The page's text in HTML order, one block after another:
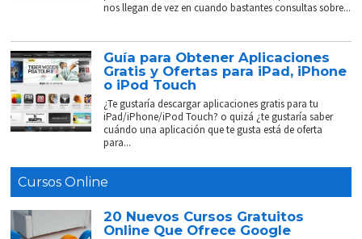
nos llegan de vez en cuando bastantes consultas sobre...
Guía para Obtener Aplicaciones
Gratis y Ofertas para iPad, iPhone
o iPod Touch
¿Te gustaría descargar aplicaciones gratis para tu
iPad/iPhone/iPod Touch? o quizá ¿te gustaría saber
cuándo una aplicación que te gusta está de oferta
para...
Cursos Online
20 Nuevos Cursos Gratuitos
Online Que Ofrece Google